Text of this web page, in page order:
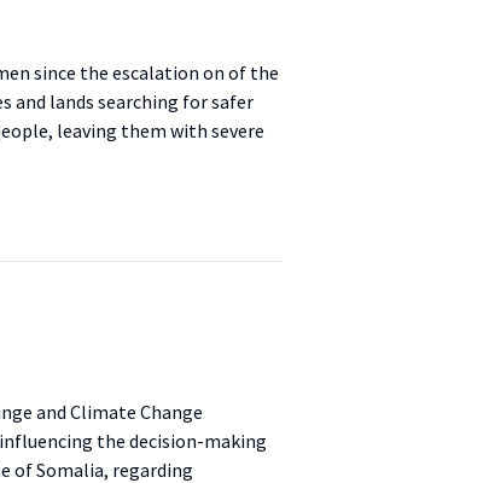
since the escalation on of the
and lands searching for safer
leaving them with severe
and Climate Change
the decision-making
of Somalia, regarding